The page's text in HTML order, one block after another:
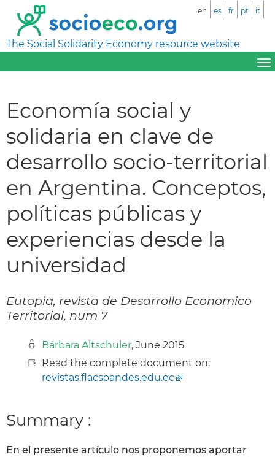
The Social Solidarity Economy resource website
en es fr pt it
Economía social y
solidaria en clave de
desarrollo socio-territorial
en Argentina. Conceptos,
políticas públicas y
experiencias desde la
universidad
Eutopia, revista de Desarrollo Economico
Territorial, num 7
Bárbara Altschuler, June 2015
Read the complete document on:
revistas.flacsoandes.edu.ec
Summary :
En el presente artículo nos proponemos aportar